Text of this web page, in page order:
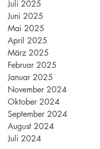
Juli 2025
Juni 2025
Mai 2025
April 2025
März 2025
Februar 2025
Januar 2025
November 2024
Oktober 2024
September 2024
August 2024
Juli 2024